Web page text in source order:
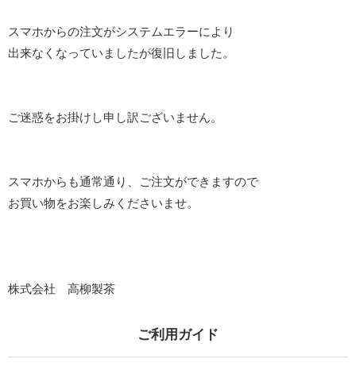
ペットボトル
ソフトクリーム※毎日販売
店舗案内
会社案内
ご利用ガイド
スマホからの注文がシステムエラーにより
出来なくなっていましたが復旧しました。
ご迷惑をお掛けし申し訳ございません。
スマホからも通常通り、ご注文ができますので
お買い物をお楽しみくださいませ。
株式会社 高柳製茶